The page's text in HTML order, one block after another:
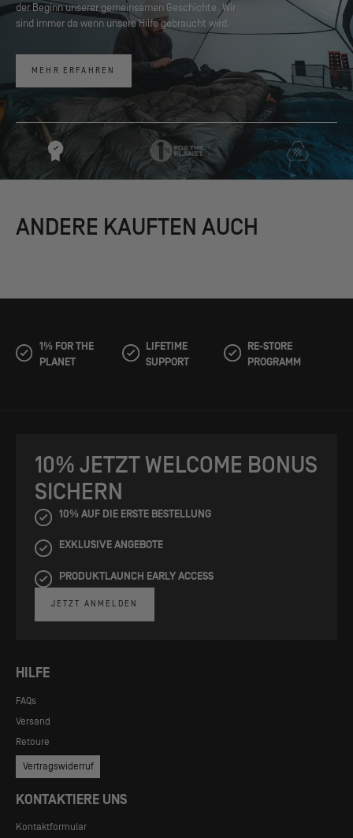
der Beginn unserer gemeinsamen Geschichte. Wir
sind immer da wenn unsere Hilfe gebraucht wird.
MEHR ERFAHREN
ANDERE KAUFTEN AUCH
1% FOR THE
PLANET
LIFETIME
SUPPORT
RE-STORE
PROGRAMM
HILFE
FAQs
Versand
Retoure
Vertragswiderruf
KONTAKTIERE UNS
Kontaktformular
10% JETZT WELCOME BONUS
SICHERN
10% AUF DIE ERSTE BESTELLUNG
EXKLUSIVE ANGEBOTE
PRODUKTLAUNCH EARLY ACCESS
JETZT ANMELDEN